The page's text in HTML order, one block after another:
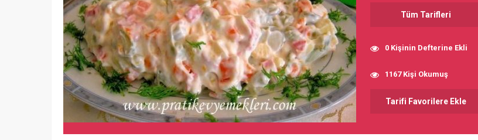
Tüm Tarifleri
0 Kişinin Defterine Ekli
1167 Kişi Okumuş
Tarifi Favorilere Ekle